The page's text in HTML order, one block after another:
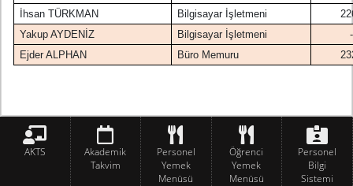
İhsan TÜRKMAN
Bilgisayar İşletmeni
Yakup AYDENİZ
Bilgisayar İşletmeni
-
Ejder ALPHAN
Büro Memuru
AKTS
Akademik
Takvim
Personel
Yemek
Menüsü
Öğrenci
Yemek
Menüsü
Personel
Bilgi
Sistemi